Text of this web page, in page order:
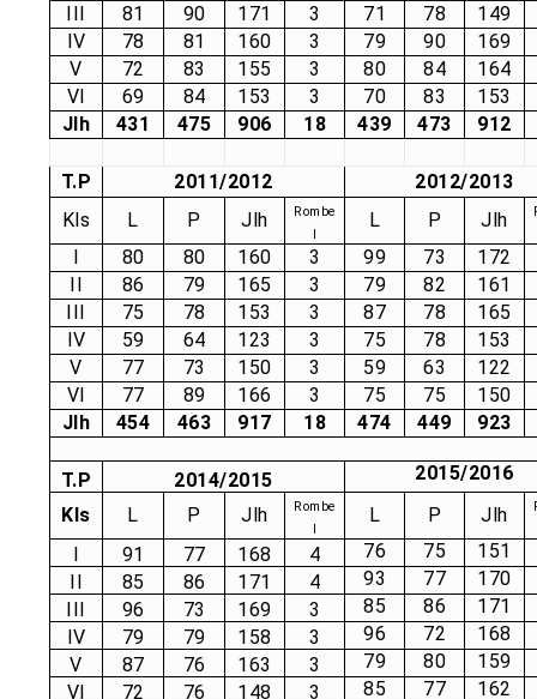
81 90 171 3 71 78
149
IV
78 81 160 3 79 90
169
V
72 83 155 3 80 84
164
VI
69 84 153 3 70 83
153
Jlh
431 475 906 18 439 473 912
T.P 2011/2012
2012/2013
Kls
L P Jlh
Rombe
L P Jlh
80 80 160 3 99 73
172
86 79 165 3 79 82
161
75 78 153 3 87 78
165
IV
59 64 123 3 75 78
153
V
77 73 150 3 59 63
122
VI
77 89 166 3 75 75
150
Jlh
454 463 917 18 474 449 923
T.P 2014/2015
2015/2016
Kls
L P Jlh
Rombe
L P Jlh
91 77 168 4 76 75
151
85 86 171 4 93 77
170
96 73 169 3 85 86
171
IV
79 79 158 3 96 72
168
V
87 76 163 3 79 80
159
VI
72 76 148 3 85 77
162